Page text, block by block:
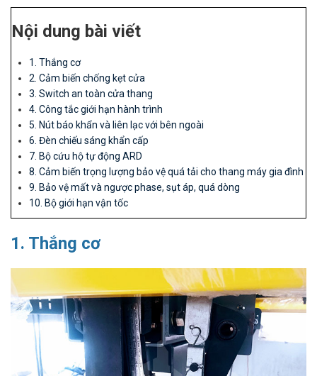
Nội dung bài viết
1. Thắng cơ
2. Cảm biến chống kẹt cửa
3. Switch an toàn cửa thang
4. Công tắc giới hạn hành trình
5. Nút báo khẩn và liên lạc với bên ngoài
6. Đèn chiếu sáng khẩn cấp
7. Bộ cứu hộ tự động ARD
8. Cảm biến trọng lượng bảo vệ quá tải cho thang máy gia đình
9. Bảo vệ mất và ngược phase, sụt áp, quá dòng
10. Bộ giới hạn vận tốc
1. Thắng cơ